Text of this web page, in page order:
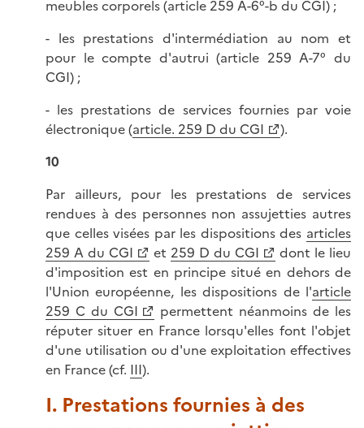
meubles corporels (article 259 A-6°-b du CGI) ;
- les prestations d'intermédiation au nom et
pour le compte d'autrui (article 259 A-7° du
CGI) ;
- les prestations de services fournies par voie
électronique (article. 259 D du CGI
).
10
Par ailleurs, pour les prestations de services
rendues à des personnes non assujetties autres
que celles visées par les dispositions des articles
259 A du CGI
et 259 D du CGI
dont le lieu
d'imposition est en principe situé en dehors de
l'Union européenne, les dispositions de l'article
259 C du CGI
permettent néanmoins de les
réputer situer en France lorsqu'elles font l'objet
d'une utilisation ou d'une exploitation effectives
en France (cf. III).
I. Prestations fournies à des